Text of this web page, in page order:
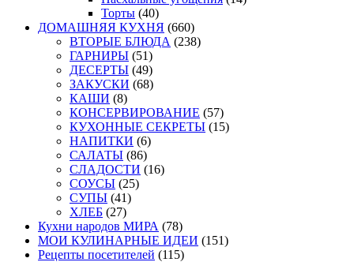
Торты (40)
ДОМАШНЯЯ КУХНЯ (660)
ВТОРЫЕ БЛЮДА (238)
ГАРНИРЫ (51)
ДЕСЕРТЫ (49)
ЗАКУСКИ (68)
КАШИ (8)
КОНСЕРВИРОВАНИЕ (57)
КУХОННЫЕ СЕКРЕТЫ (15)
НАПИТКИ (6)
САЛАТЫ (86)
СЛАДОСТИ (16)
СОУСЫ (25)
СУПЫ (41)
ХЛЕБ (27)
Кухни народов МИРА (78)
МОИ КУЛИНАРНЫЕ ИДЕИ (151)
Рецепты посетителей (115)